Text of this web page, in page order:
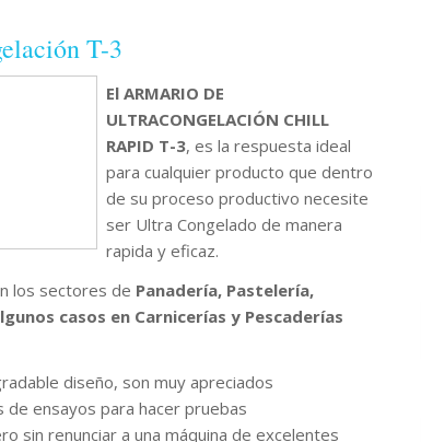
T-3
El ARMARIO DE
ULTRACONGELACIÓN CHILL
RAPID T-3, es la respuesta ideal
para cualquier producto que dentro
de su proceso productivo necesite
ser Ultra Congelado de manera
rapida y eficaz.
los sectores de Panadería, Pastelería,
casos en Carnicerías y Pescaderías
diseño, son muy apreciados
ensayos para hacer pruebas
sin renunciar a una máquina de excelentes